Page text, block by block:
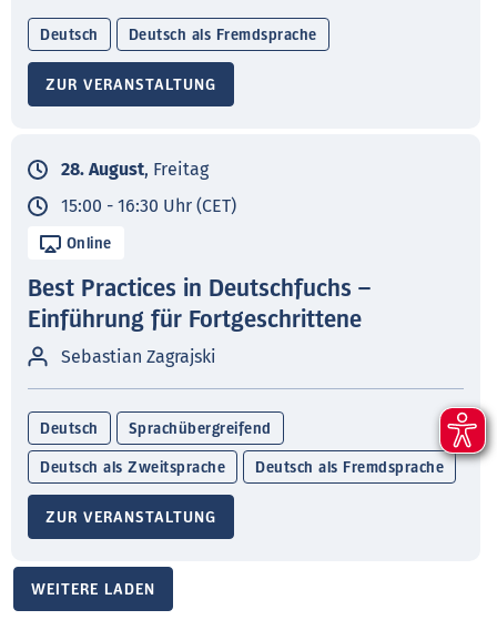
Deutsch Deutsch als Fremdsprache
ZUR VERANSTALTUNG
28. August, Freitag
15:00 - 16:30 Uhr (CET)
Online
Best Practices in Deutschfuchs –
Einführung für Fortgeschrittene
Sebastian Zagrajski
Deutsch Sprachübergreifend
Deutsch als Zweitsprache Deutsch als Fremdsprache
ZUR VERANSTALTUNG
WEITERE LADEN